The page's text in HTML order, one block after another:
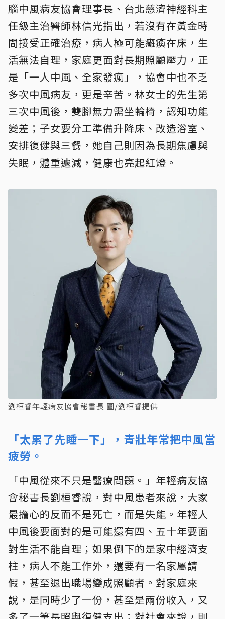
腦中風病友協會理事長、台北慈濟神經科主
任級主治醫師林信光指出，若沒有在黃金時
間接受正確治療，病人極可能癱瘓在床，生
活無法自理，家庭更面對長期照顧壓力，正
是「一人中風、全家發瘋」，協會中也不乏
多次中風病友，更是辛苦。林女士的先生第
三次中風後，雙腳無力需坐輪椅，認知功能
變差；子女要分工準備升降床、改造浴室、
安排復健與三餐，她自己則因為長期焦慮與
失眠，體重遽減，健康也亮起紅燈。
劉桓睿年輕病友協會秘書長 圖/劉桓睿提供
「太累了先睡一下」，青壯年常把中風當
疲勞。
「中風從來不只是醫療問題。」年輕病友協
會秘書長劉桓睿說，對中風患者來說，大家
最擔心的反而不是死亡，而是失能。年輕人
中風後要面對的是可能還有四、五十年要面
對生活不能自理；如果倒下的是家中經濟支
柱，病人不能工作外，還要有一名家屬請
假，甚至退出職場變成照顧者。對家庭來
說，是同時少了一份，甚至是兩份收入，又